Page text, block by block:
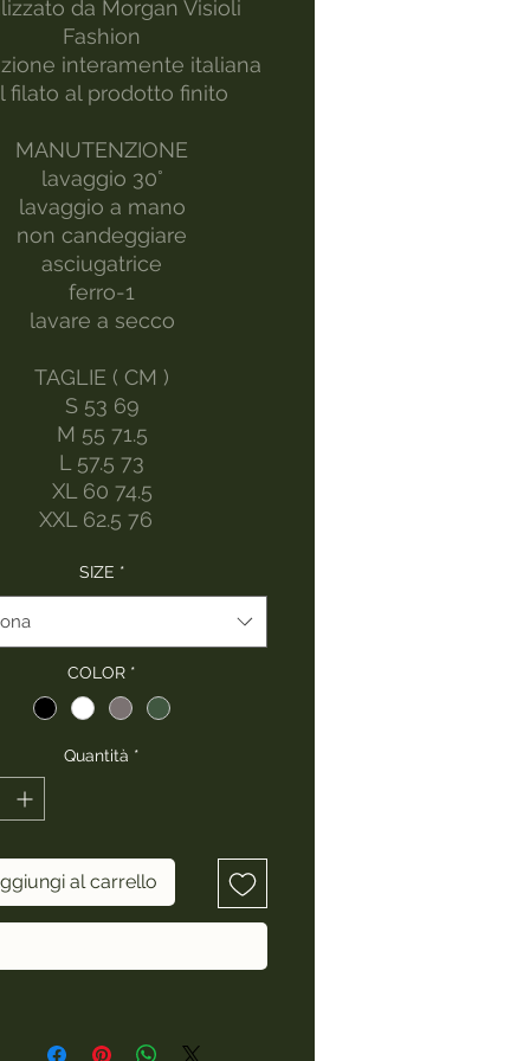
da Morgan Visioli
Fashion
interamente italiana
filato al prodotto finito
MANUTENZIONE
lavaggio 30°
lavaggio a mano
non candeggiare
asciugatrice
ferro-1
lavare a secco
TAGLIE ( CM )
S 53 69
M 55 71.5
L 57.5 73
XL 60 74.5
XXL 62.5 76
SIZE *
COLOR *
Quantità *
al carrello